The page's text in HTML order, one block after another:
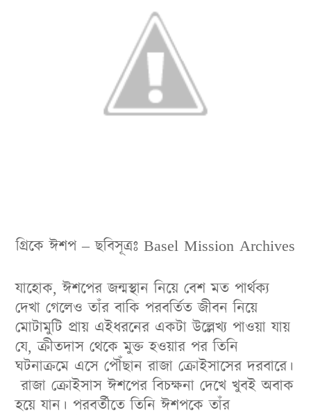
গ্রিকে ঈশপ – ছবিসূত্রঃ Basel Mission Archives
যাহোক, ঈশপের জন্মস্থান নিয়ে বেশ মত পার্থক্য
দেখা গেলেও তাঁর বাকি পরবর্তিত জীবন নিয়ে
মোটামুটি প্রায় এইধরনের একটা উল্লেখ্য পাওয়া যায়
যে, ক্রীতদাস থেকে মুক্ত হওয়ার পর তিনি
ঘটনাক্রমে এসে পৌঁছান রাজা ক্রোইসাসের দরবারে।
রাজা ক্রোইসাস ঈশপের বিচক্ষনা দেখে খুবই অবাক
হয়ে যান। পরবর্তীতে তিনি ঈশপকে তাঁর